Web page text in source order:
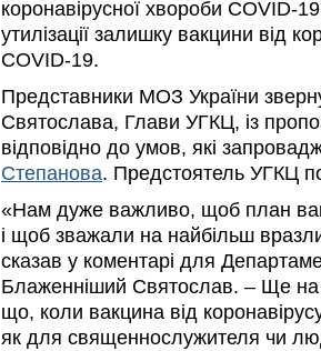
коронавірусної хвороби COVID-
утилізації залишку вакцини від
COVID-19.
Представники МОЗ України
Святослава, Глави УГКЦ, із
відповідно до умов, які
Степанова. Предстоятель УГКЦ
«Нам дуже важливо, щоб план
і щоб зважали на найбільш
сказав у коментарі для
Блаженніший Святослав. – Ще на
що, коли вакцина від
як для священнослужителя чи